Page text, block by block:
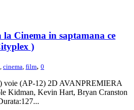
la Cinema in saptamana ce
)
cinema film, 0
voie (AP-12) 2D AVANPREMIERA
Kidman, Kevin Hart, Bryan Cranston